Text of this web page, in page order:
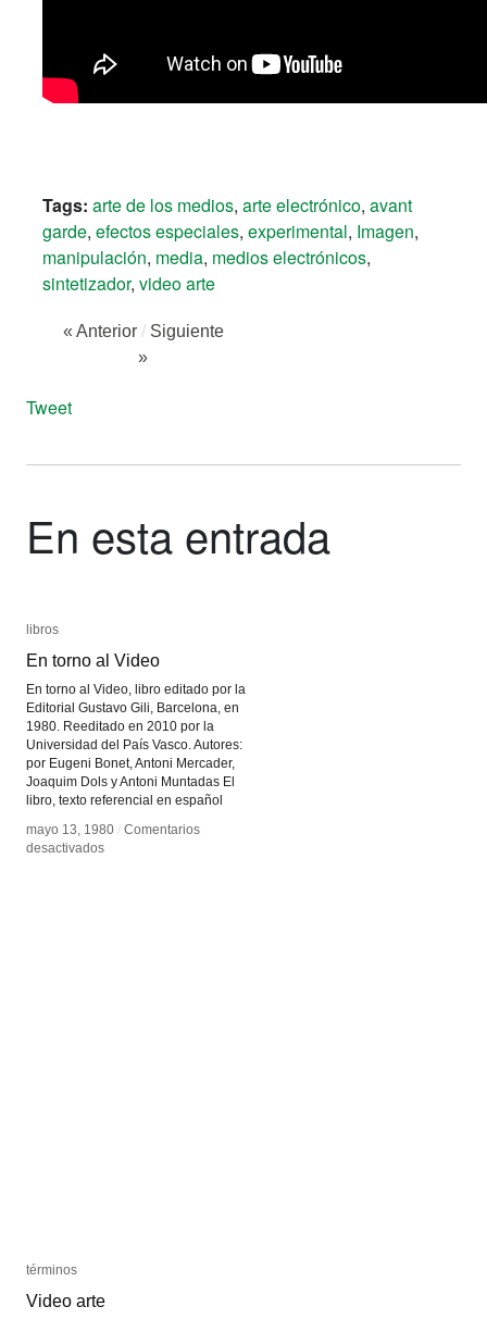
Tags: arte de los medios, arte electrónico, avant
garde, efectos especiales, experimental, Imagen,
manipulación, media, medios electrónicos,
sintetizador, video arte
« Anterior / Siguiente
»
Tweet
En esta entrada
libros
En torno al Video
En torno al Video, libro editado por la
Editorial Gustavo Gili, Barcelona, en
1980. Reeditado en 2010 por la
Universidad del País Vasco. Autores:
por Eugeni Bonet, Antoni Mercader,
Joaquim Dols y Antoni Muntadas El
libro, texto referencial en español
mayo 13, 1980 / Comentarios
desactivadosen
libros
En torno al Video
mayo 13, 1980 / Comentarios
desactivadosen
términos
Video arte
términos
Video arte